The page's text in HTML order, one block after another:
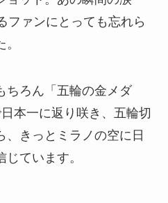
ファンにとっても忘れら
ちろん「五輪の金メダ
本一に返り咲き、五輪切
、きっとミラノの空に日
ています。